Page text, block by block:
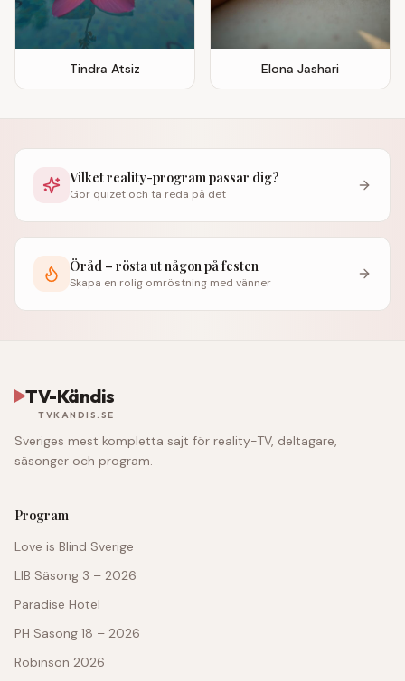
Tindra Atsiz Elona Jashari
Vilket reality-program passar dig?
Gör quizet och ta reda på det
Öråd – rösta ut någon på festen
Skapa en rolig omröstning med vänner
TV-Kändis
TVKANDIS.SE
Sveriges mest kompletta sajt för reality-TV, deltagare,
säsonger och program.
Program
Love is Blind Sverige
LIB Säsong 3 – 2026
Paradise Hotel
PH Säsong 18 – 2026
Robinson 2026